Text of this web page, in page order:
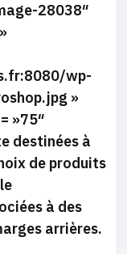
28038″
wp-
»
»75″
destinées à
de produits
à des
arrières.